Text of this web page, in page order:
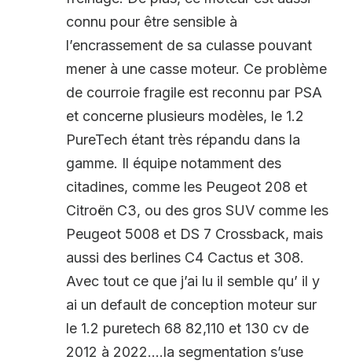
connu pour être sensible à
l’encrassement de sa culasse pouvant
mener à une casse moteur. Ce problème
de courroie fragile est reconnu par PSA
et concerne plusieurs modèles, le 1.2
PureTech étant très répandu dans la
gamme. Il équipe notamment des
citadines, comme les Peugeot 208 et
Citroën C3, ou des gros SUV comme les
Peugeot 5008 et DS 7 Crossback, mais
aussi des berlines C4 Cactus et 308.
Avec tout ce que j’ai lu il semble qu’ il y
ai un default de conception moteur sur
le 1.2 puretech 68 82,110 et 130 cv de
2012 à 2022….la segmentation s’use